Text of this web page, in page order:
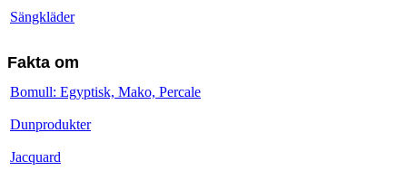
Sängkläder
Fakta om
Bomull: Egyptisk, Mako, Percale
Dunprodukter
Jacquard